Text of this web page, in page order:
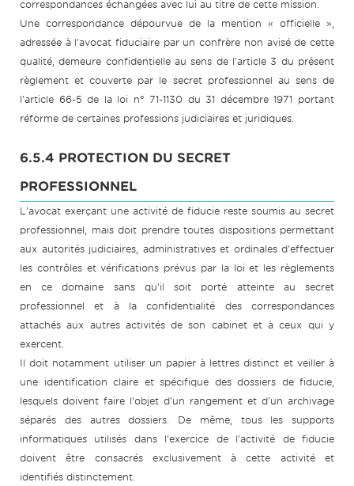
correspondances échangées avec lui au titre de cette mission.
Une correspondance dépourvue de la mention « officielle »,
adressée à l'avocat fiduciaire par un confrère non avisé de cette
qualité, demeure confidentielle au sens de l'article 3 du présent
règlement et couverte par le secret professionnel au sens de
l'article 66-5 de la loi n° 71-1130 du 31 décembre 1971 portant
réforme de certaines professions judiciaires et juridiques.
6.5.4 PROTECTION DU SECRET
PROFESSIONNEL
L'avocat exerçant une activité de fiducie reste soumis au secret
professionnel, mais doit prendre toutes dispositions permettant
aux autorités judiciaires, administratives et ordinales d'effectuer
les contrôles et vérifications prévus par la loi et les règlements
en ce domaine sans qu'il soit porté atteinte au secret
professionnel et à la confidentialité des correspondances
attachés aux autres activités de son cabinet et à ceux qui y
exercent.
Il doit notamment utiliser un papier à lettres distinct et veiller à
une identification claire et spécifique des dossiers de fiducie,
lesquels doivent faire l'objet d'un rangement et d'un archivage
séparés des autres dossiers. De même, tous les supports
informatiques utilisés dans l'exercice de l'activité de fiducie
doivent être consacrés exclusivement à cette activité et
identifiés distinctement.